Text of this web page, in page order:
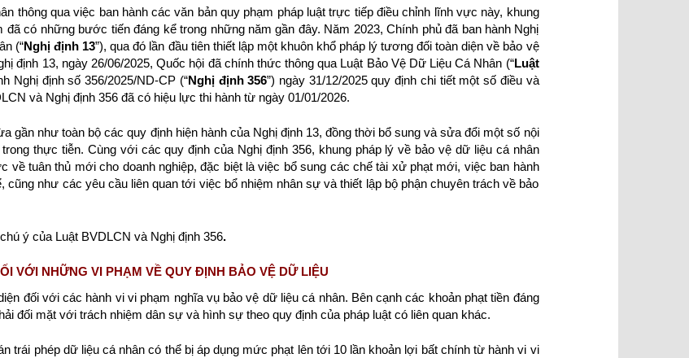
thông qua việc ban hành các văn bản quy phạm pháp luật trực tiếp điều chỉnh lĩnh vực này, khung
có những bước tiến đáng kể trong những năm gần đây. Năm 2023, Chính phủ đã ban hành Nghị
(“Nghị định 13”), qua đó lần đầu tiên thiết lập một khuôn khổ pháp lý tương đối toàn diện về bảo vệ
định 13, ngày 26/06/2025, Quốc hội đã chính thức thông qua Luật Bảo Vệ Dữ Liệu Cá Nhân (“Luật
Nghị định số 356/2025/ND-CP (“Nghị định 356”) ngày 31/12/2025 quy định chi tiết một số điều và
và Nghị định 356 đã có hiệu lực thi hành từ ngày 01/01/2026.
như toàn bộ các quy định hiện hành của Nghị định 13, đồng thời bổ sung và sửa đổi một số nội
thực tiễn. Cùng với các quy định của Nghị định 356, khung pháp lý về bảo vệ dữ liệu cá nhân
về tuân thủ mới cho doanh nghiệp, đặc biệt là việc bổ sung các chế tài xử phạt mới, việc ban hành
như các yêu cầu liên quan tới việc bổ nhiệm nhân sự và thiết lập bộ phận chuyên trách về bảo
ý của Luật BVDLCN và Nghị định 356.
VỚI NHỮNG VI PHẠM VỀ QUY ĐỊNH BẢO VỆ DỮ LIỆU
đối với các hành vi vi phạm nghĩa vụ bảo vệ dữ liệu cá nhân. Bên cạnh các khoản phạt tiền đáng
đối mặt với trách nhiệm dân sự và hình sự theo quy định của pháp luật có liên quan khác.
trái phép dữ liệu cá nhân có thể bị áp dụng mức phạt lên tới 10 lần khoản lợi bất chính từ hành vi vi